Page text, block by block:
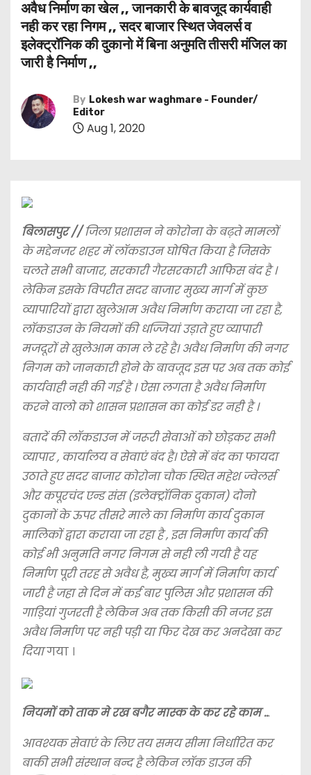
अवैध निर्माण का खेल ,, जानकारी के बावजूद कार्यवाही
नही कर रहा निगम ,, सदर बाजार स्थित जेवलर्स व
इलेक्ट्रॉनिक की दुकानो में बिना अनुमति तीसरी मंजिल का
जारी है निर्माण ,,
By Lokesh war waghmare - Founder/
Editor
Aug 1, 2020
बिलासपुर //जिला प्रशासन ने कोरोना के बढ़ते मामलों
के मद्देनजर शहर में लॉकडाउन घोषित किया है जिसके
चलते सभी बाजार, सरकारी गैरसरकारी आफिस बंद है ।
लेकिन इसके विपरीत सदर बाजार मुख्य मार्ग में कुछ
व्यापारियों द्वारा खुलेआम अवैध निर्माण कराया जा रहा है,
लॉकडाउन के नियमों की धज्जियां उड़ाते हुए व्यापारी
मजदूरों से खुलेआम काम ले रहे है। अवैध निर्माण की नगर
निगम को जानकारी होने के बावजूद इस पर अब तक कोई
कार्यवाही नही की गई है । ऐसा लगता है अवैध निर्माण
करने वालो को शासन प्रशासन का कोई डर नही है ।
बतादें की लॉकडाउन में जरूरी सेवाओं को छोड़कर सभी
व्यापार , कार्यालय व सेवाएं बंद है। ऐसे में बंद का फायदा
उठाते हुए सदर बाजार कोरोना चौक स्थित महेश ज्वेलर्स
और कपूरचंद एन्ड संस (इलेक्ट्रॉनिक दुकान) दोनो
दुकानों के ऊपर तीसरे माले का निर्माण कार्य दुकान
मालिकों द्वारा कराया जा रहा है , इस निर्माण कार्य की
कोई भी अनुमति नगर निगम से नही ली गयी है यह
निर्माण पूरी तरह से अवैध है, मुख्य मार्ग में निर्माण कार्य
जारी है जहा से दिन में कई बार पुलिस और प्रशासन की
गाड़ियां गुजरती है लेकिन अब तक किसी की नजर इस
अवैध निर्माण पर नही पड़ी या फिर देख कर अनदेखा कर
दियागया ।
नियमों को ताक मे रख बगैर मास्क के कर रहे काम ...
आवश्यक सेवाएं के लिए तय समय सीमा निर्धारित कर
बाकी सभी संस्थान बन्द है लेकिन लॉक डाउन की